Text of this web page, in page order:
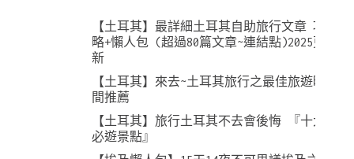
【土耳其】最詳細土耳其自助旅行文章 攻
略+懶人包 (超過80篇文章~連結點)2025更
新
【土耳其】來去~土耳其旅行之最佳旅遊時
間推薦
【土耳其】旅行土耳其不去會後悔 『十大
必遊景點』